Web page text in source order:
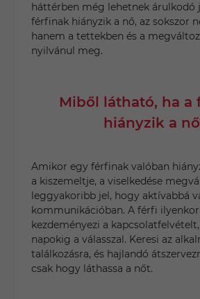
háttérben még lehetnek árulkodó
férfinak hiányzik a nő, az sokszor
hanem a tettekben és a
nyilvánul meg.
Miből látható, ha a
hiányzik a
Amikor egy férfinak valóban
a kiszemeltje, a viselkedése
leggyakoribb jel, hogy aktívabbá
kommunikációban. A férfi
kezdeményezi a
napokig a válasszal. Keresi az
találkozásra, és hajlandó
csak hogy láthassa a nőt.